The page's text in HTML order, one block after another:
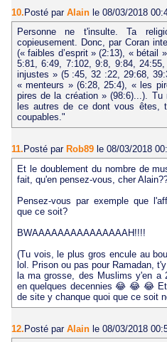
10.Posté par Alain le 08/03/2018
Personne ne t'insulte. Ta
copieusement. Donc, par Coran
(« faibles d’esprit » (2:13), « bétail
5:81, 6:49, 7:102, 9:8, 9:84,
injustes » (5 :45, 32 :22, 29:68,
« menteurs » (6:28, 25:4), « les
pires de la création » (98:6)...). Tu
les autres de ce dont vous êtes,
coupables."
11. Posté par Rob89 le 08/03/2018
Et le doublement du nombre de
fait, qu'en pensez-vous, cher
Pensez-vous par exemple que
que ce soit?
BWAAAAAAAAAAAAAAAH!!!!
(Tu vois, le plus gros encule au
lol. Prison ou pas pour Ramadan,
la ma grosse, des Muslims y'en a
en quelques decennies 😂 😂 😂
de site y chanque quoi que ce soit
12. Posté par Alain le 08/03/2018